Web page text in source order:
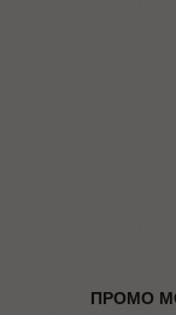
ПРОМО